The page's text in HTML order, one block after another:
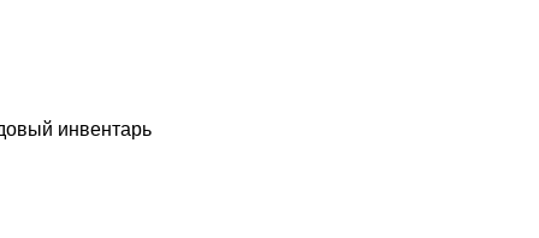
инвентарь